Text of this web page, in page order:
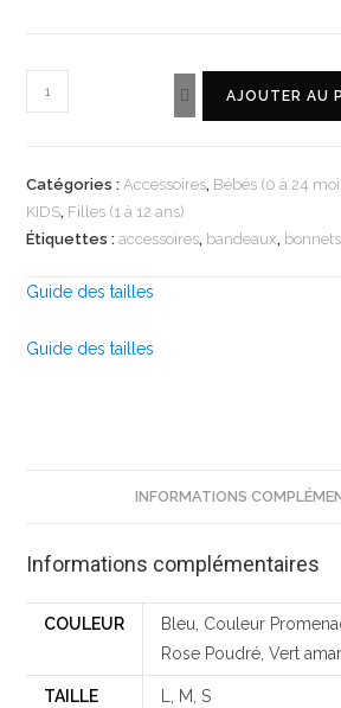
AJOUTER AU
Catégories :Accessoires, Bébés (0 à 24
KIDS, Filles (1 à 12 ans)
Étiquettes :accessoires, bandeaux, bonnets
Guide des tailles
Guide des tailles
INFORMATIONS
Informations complémentaires
COULEUR
Bleu, Couleur
Rose Poudré, Vert
TAILLE L, M, S